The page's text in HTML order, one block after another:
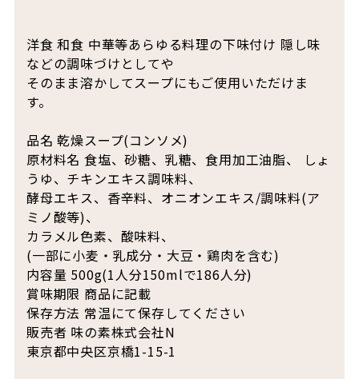
洋食 和食 中華等あらゆる料理の下味付け 隠し味
などの調味づけとしてや
そのまま溶かしてスープにもご使用いただけま
す。
品名 乾燥スープ(コンソメ)
原材料名 食塩、砂糖、乳糖、食用加工油脂、 しょ
うゆ、チキンエキス調味料、
酵母エキス、香辛料、オニオンエキス/調味料(ア
ミノ酸等)、
カラメル色素、酸味料、
(一部に小麦・乳成分・大豆・鶏肉を含む)
内容量 500g(1人分150mlで186人分)
賞味期限 商品に記載
保存方法 常温にて保存してください
販売者 味の素株式会社N
東京都中央区京橋1-15-1